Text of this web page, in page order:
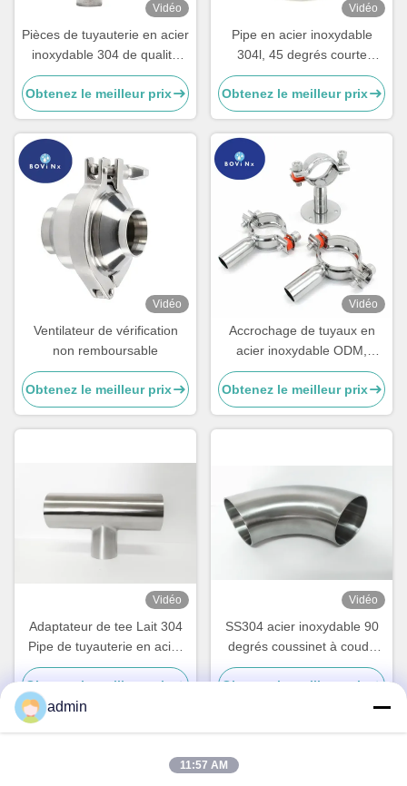
Vidéo
Pièces de tuyauterie en acier
inoxydable 304 de qualité
alimentaire
Obtenez le meilleur prix
Vidéo
Pipe en acier inoxydable
304l, 45 degrés courte
courbure coude
Obtenez le meilleur prix
Vidéo
Ventilateur de vérification
non remboursable
Obtenez le meilleur prix
Vidéo
Accrochage de tuyaux en
acier inoxydable ODM,
raccords de tubes en acier
inoxydable double 304
Obtenez le meilleur prix
Vidéo
Adaptateur de tee Lait 304
Pipe de tuyauterie en acier
inoxydable
Obtenez le meilleur prix
Vidéo
SS304 acier inoxydable 90
degrés coussinet à coude
courte
Obtenez le meilleur prix
admin
11:57 AM